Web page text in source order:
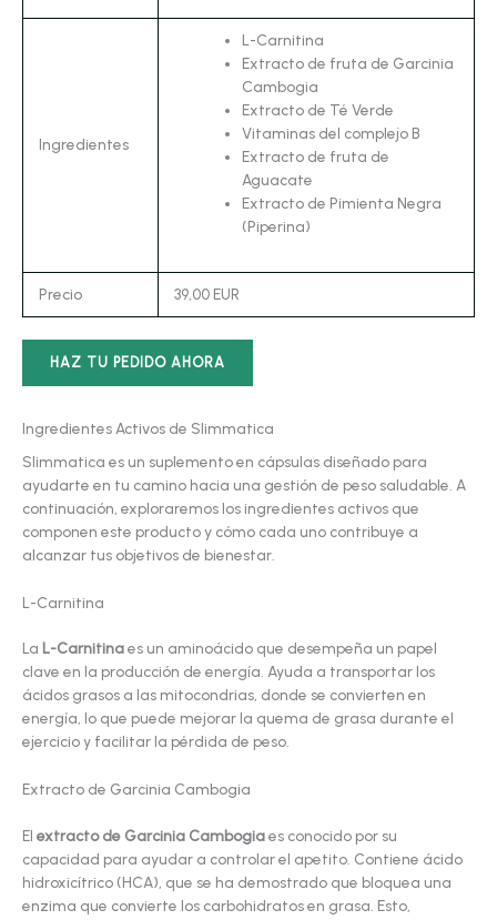
Ingredientes
L-Carnitina
Extracto de fruta de Garcinia
Cambogia
Extracto de Té Verde
Vitaminas del complejo B
Extracto de fruta de
Aguacate
Extracto de Pimienta Negra
(Piperina)
Precio 39,00 EUR
HAZ TU PEDIDO AHORA
Ingredientes Activos de Slimmatica
Slimmatica es un suplemento en cápsulas diseñado para
ayudarte en tu camino hacia una gestión de peso saludable. A
continuación, exploraremos los ingredientes activos que
componen este producto y cómo cada uno contribuye a
alcanzar tus objetivos de bienestar.
L-Carnitina
La L-Carnitinaes un aminoácido que desempeña un papel
clave en la producción de energía. Ayuda a transportar los
ácidos grasos a las mitocondrias, donde se convierten en
energía, lo que puede mejorar la quema de grasa durante el
ejercicio y facilitar la pérdida de peso.
Extracto de Garcinia Cambogia
El extracto de Garcinia Cambogiaes conocido por su
capacidad para ayudar a controlar el apetito. Contiene ácido
hidroxicítrico (HCA), que se ha demostrado que bloquea una
enzima que convierte los carbohidratos en grasa. Esto,